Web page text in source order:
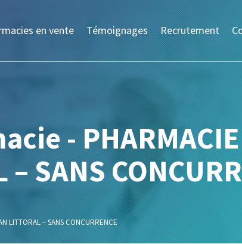
en vente Témoignages Recrutement
-
– SANS
LITTORAL – SANS CONCURRENCE